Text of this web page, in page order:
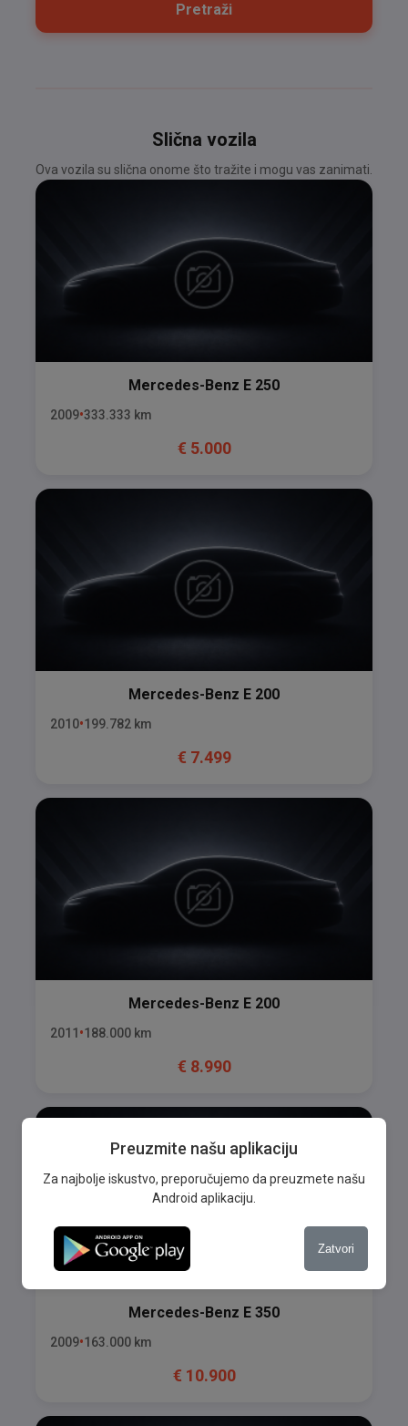
Pretraži
Slična vozila
Ova vozila su slična onome što tražite i mogu vas zanimati.
Mercedes-Benz E 250
2009 333.333 km
€ 5.000
Mercedes-Benz E 200
2010 199.782 km
€ 7.499
Mercedes-Benz E 200
2011 188.000 km
€ 8.990
Mercedes-Benz E 350
2009 163.000 km
€ 10.900
Preuzmite našu aplikaciju
Za najbolje iskustvo, preporučujemo da preuzmete našu
Android aplikaciju.
Zatvori